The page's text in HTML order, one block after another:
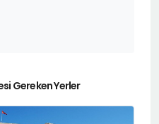
Gereken Yerler